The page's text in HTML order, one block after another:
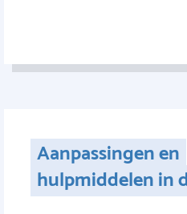
Aanpassingen en
hulpmiddelen in